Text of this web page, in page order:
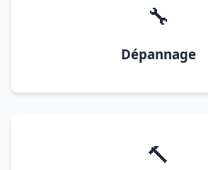
🔧
Dépannage
🔨